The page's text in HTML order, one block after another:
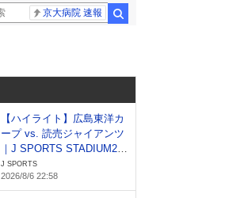
京大病院 速報
【ハイライト】広島東洋カ
ープ vs. 読売ジャイアンツ
｜J SPORTS STADIUM20
26（8月6日）
J SPORTS
2026/8/6 22:58